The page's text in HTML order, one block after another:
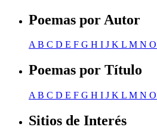
Poemas por Autor
AB C D E F G H I J K L M N O
Poemas por Título
A B C D E F G H I J K L M N O
Sitios de Interés